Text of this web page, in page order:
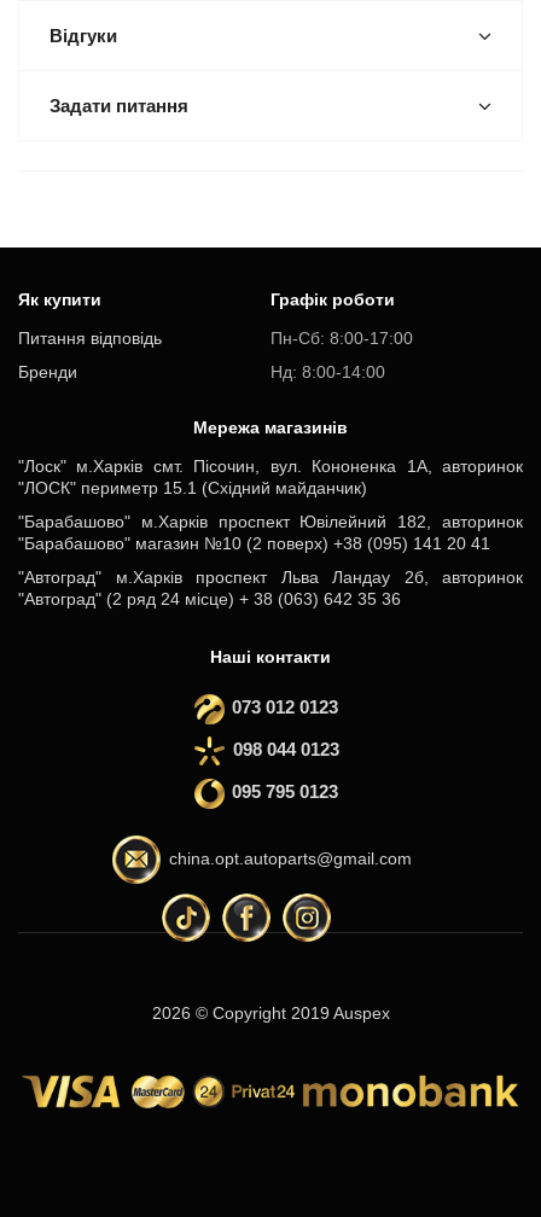
Відгуки
Задати питання
Як купити
Питання відповідь
Бренди
Графік роботи
Пн-Cб: 8:00-17:00
Нд: 8:00-14:00
Мережа магазинів
"Лоск" м.Харків смт. Пісочин, вул. Кононенка 1А, авторинок
"ЛОСК" периметр 15.1 (Східний майданчик)
"Барабашово" м.Харків проспект Ювілейний 182, авторинок
"Барабашово" магазин №10 (2 поверх) +38 (095) 141 20 41
"Автоград" м.Харків проспект Льва Ландау 2б, авторинок
"Автоград" (2 ряд 24 місце) + 38 (063) 642 35 36
Наші контакти
073 012 0123
098 044 0123
095 795 0123
china.opt.autoparts@gmail.com
2026 © Copyright 2019 Auspex